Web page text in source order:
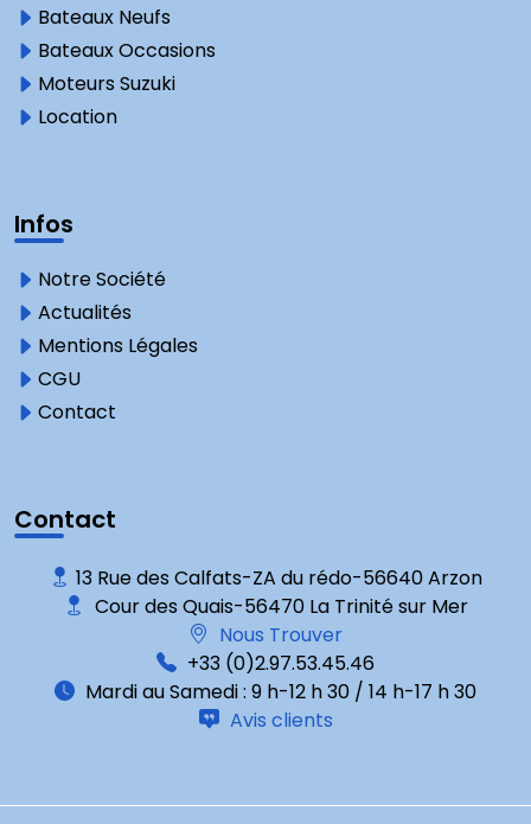
Bateaux Neufs
Bateaux Occasions
Moteurs Suzuki
Location
Infos
Notre Société
Actualités
Mentions Légales
CGU
Contact
Contact
13 Rue des Calfats-ZA du rédo-56640 Arzon
Cour des Quais-56470 La Trinité sur Mer
Nous Trouver
+33 (0)2.97.53.45.46
Mardi au Samedi : 9 h-12 h 30 / 14 h-17 h 30
Avis clients